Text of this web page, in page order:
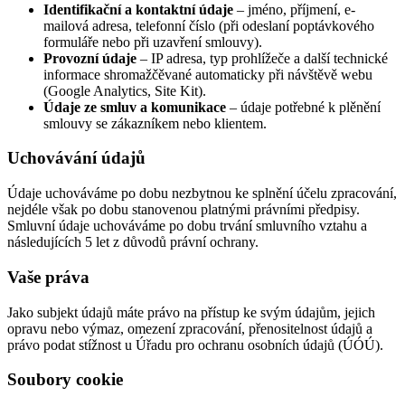
Identifikační a kontaktní údaje – jméno, příjmení, e-
mailová adresa, telefonní číslo (při odeslaní poptávkového
formuláře nebo při uzavření smlouvy).
Provozní údaje – IP adresa, typ prohlížeče a další technické
informace shromažčěvané automaticky při návštěvě webu
(Google Analytics, Site Kit).
Údaje ze smluv a komunikace – údaje potřebné k plěnění
smlouvy se zákazníkem nebo klientem.
Uchovávání údajů
Údaje uchováváme po dobu nezbytnou ke splnění účelu zpracování,
nejdéle však po dobu stanovenou platnými právními předpisy.
Smluvní údaje uchováváme po dobu trvání smluvního vztahu a
následujících 5 let z důvodů právní ochrany.
Vaše práva
Jako subjekt údajů máte právo na přístup ke svým údajům, jejich
opravu nebo výmaz, omezení zpracování, přenositelnost údajů a
právo podat stížnost u Úřadu pro ochranu osobních údajů (ÚÓÚ).
Soubory cookie